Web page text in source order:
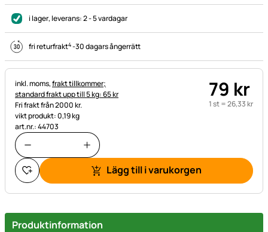
i lager, leverans:2 - 5 vardagar
fri returfrakt4-30 dagars ångerrätt
Skatteinformation:
inkl. moms,frakt tillkommer;
standard frakt upp till 5 kg: 65 kr
Fri frakt från 2000 kr.
vikt produkt: 0,19 kg
art.nr.: 44703
79 kr
1 st =26,33kr
Lägg till i varukorgen
Produktinformation